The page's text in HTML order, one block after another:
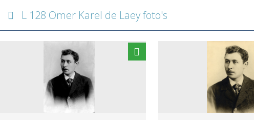
L 128 Omer Karel de Laey foto's